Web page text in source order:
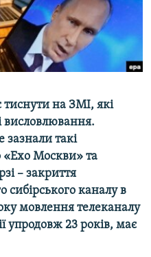
тиснути на ЗМІ, які
висловлювання.
зазнали такі
«Ехо Москви» та
– закриття
сибірського каналу в
мовлення телеканалу
упродовж 23 років, має